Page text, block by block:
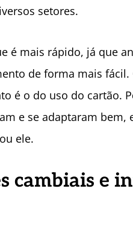
setores.
é mais rápido, já que
de forma mais
é o do uso do cartão.
e se adaptaram
ele.
cambiais e